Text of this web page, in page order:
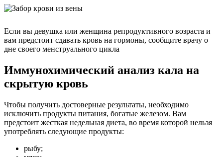
Если вы девушка или женщина репродуктивного возраста и
вам предстоит сдавать кровь на гормоны, сообщите врачу о
дне своего менструального цикла
Иммунохимический анализ кала на
скрытую кровь
Чтобы получить достоверные результаты, необходимо
исключить продукты питания, богатые железом. Вам
предстоит жесткая недельная диета, во время которой нельзя
употреблять следующие продукты:
рыбу;